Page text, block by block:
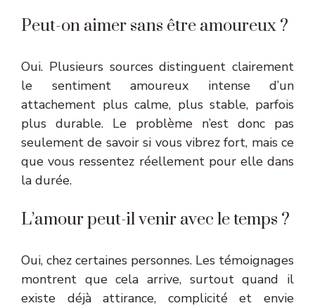
Peut-on aimer sans être amoureux ?
Oui. Plusieurs sources distinguent clairement
le sentiment amoureux intense d’un
attachement plus calme, plus stable, parfois
plus durable. Le problème n’est donc pas
seulement de savoir si vous vibrez fort, mais ce
que vous ressentez réellement pour elle dans
la durée.
L’amour peut-il venir avec le temps ?
Oui, chez certaines personnes. Les témoignages
montrent que cela arrive, surtout quand il
existe déjà attirance, complicité et envie